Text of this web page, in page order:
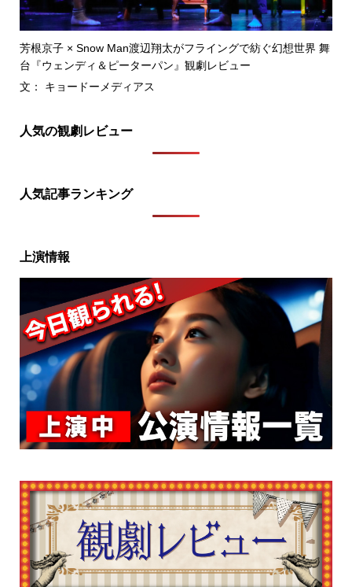
芳根京子 × Snow Man渡辺翔太がフライングで紡ぐ幻想世界 舞
台『ウェンディ＆ピーターパン』観劇レビュー
文： キョードーメディアス
人気の観劇レビュー
人気記事ランキング
上演情報